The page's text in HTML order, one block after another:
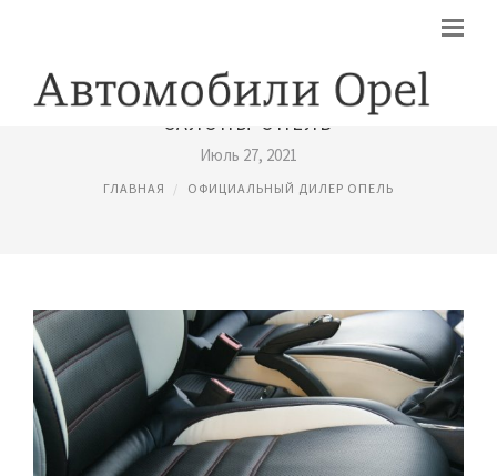
САЛОНЫ ОПЕЛЬ
Июль 27, 2021
ГЛАВНАЯ ОФИЦИАЛЬНЫЙ ДИЛЕР ОПЕЛЬ